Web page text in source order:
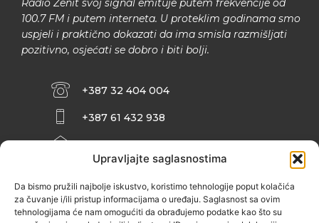
Upravljajte saglasnostima
Da bismo pružili najbolje iskustvo, koristimo tehnologije poput kolačića
za čuvanje i/ili pristup informacijama o uređaju. Saglasnost sa ovim
tehnologijama će nam omogućiti da obrađujemo podatke kao što su
Radio Zenit svoj signal emituje putem frekvencije od
100.7 FM i putem interneta. U proteklim godinama smo
uspjeli i praktično dokazati da ima smisla razmišljati
pozitivno, osjećati se dobro i biti bolji.
+387 32 404 004
+387 61 432 938
INFO@ZENIT.BA
ZENIČANKA, 3. SPRAT), 72000 ZENICA